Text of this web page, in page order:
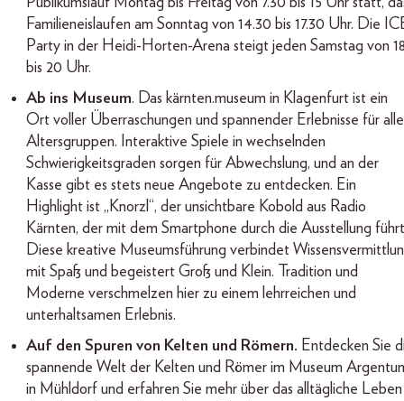
Familieneislaufen am Sonntag von 14.30 bis 17.30 Uhr. Die
Party in der Heidi-Horten-Arena steigt jeden Samstag von
bis 20 Uhr.
Ab ins Museum. Das kärnten.museum in Klagenfurt ist ein
Ort voller Überraschungen und spannender Erlebnisse für alle
Altersgruppen. Interaktive Spiele in wechselnden
Schwierigkeitsgraden sorgen für Abwechslung, und an der
Kasse gibt es stets neue Angebote zu entdecken. Ein
Highlight ist „Knorzl“, der unsichtbare Kobold aus Radio
Kärnten, der mit dem Smartphone durch die Ausstellung
Diese kreative Museumsführung verbindet
mit Spaß und begeistert Groß und Klein. Tradition und
Moderne verschmelzen hier zu einem lehrreichen und
unterhaltsamen Erlebnis.
Auf den Spuren von Kelten und Römern. Entdecken Sie
spannende Welt der Kelten und Römer im Museum
in Mühldorf und erfahren Sie mehr über das alltägliche Leben